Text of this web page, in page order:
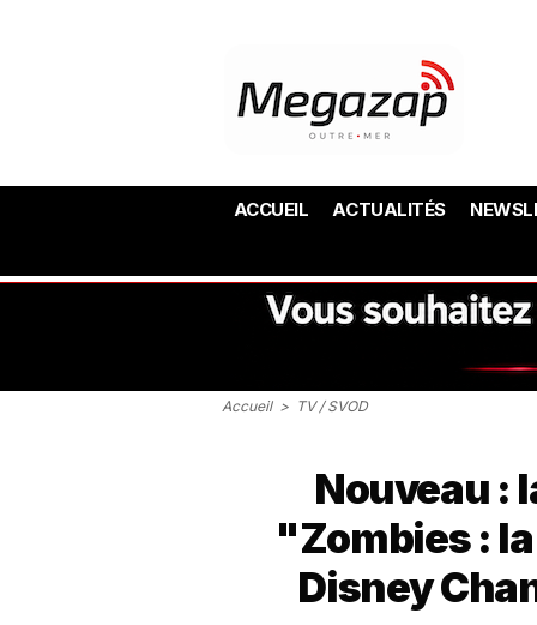
ACCUEIL ACTUALITÉS
Accueil > TV / SVOD
Nouveau :
"Zombies :
Disney